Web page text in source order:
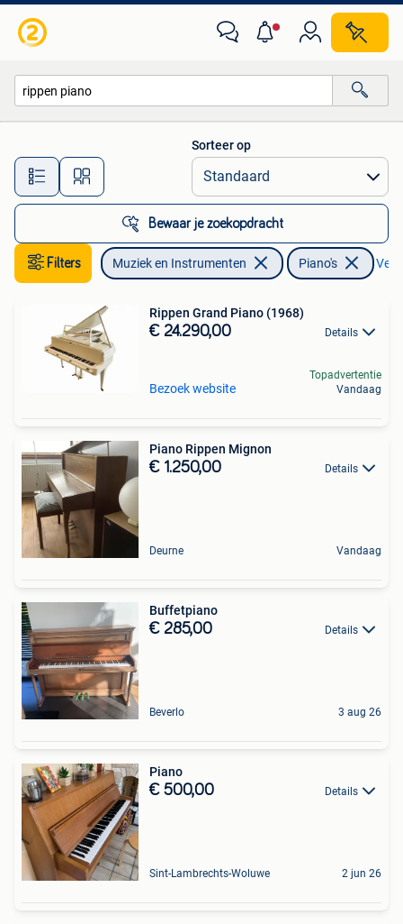
Alle afstanden…
Sorteer op
Bewaar je zoekopdracht
Filters Muziek en Instrumenten Piano's
Rippen Grand Piano (1968)
€ 24.290,00 Details
Bezoek website
Topadvertentie
Vandaag
Piano Rippen Mignon
€ 1.250,00 Details
Deurne Vandaag
Buffetpiano
€ 285,00 Details
Beverlo 3 aug 26
Piano
€ 500,00 Details
Sint-Lambrechts-Woluwe 2 jun 26